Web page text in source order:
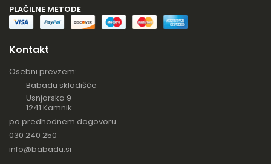
PLAČILNE METODE
Kontakt
Osebni prevzem:
Babadu skladišče
Usnjarska 9
1241 Kamnik
po predhodnem dogovoru
030 240 250
info@babadu.si